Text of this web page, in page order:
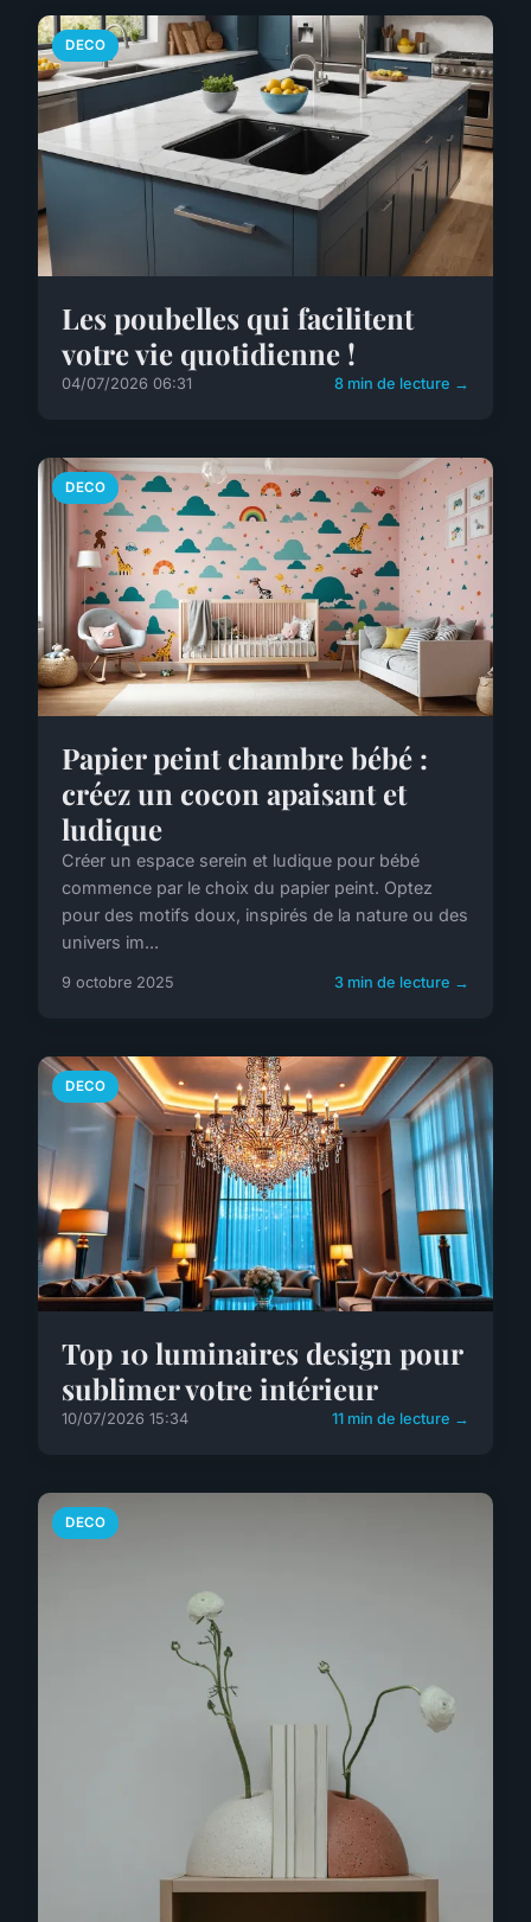
DECO
Les poubelles qui facilitent
votre vie quotidienne !
04/07/2026 06:31 8 min de lecture →
DECO
Papier peint chambre bébé :
créez un cocon apaisant et
ludique
Créer un espace serein et ludique pour bébé
commence par le choix du papier peint. Optez
pour des motifs doux, inspirés de la nature ou des
univers im...
9 octobre 2025 3 min de lecture →
DECO
Top 10 luminaires design pour
sublimer votre intérieur
10/07/2026 15:34 11 min de lecture →
DECO